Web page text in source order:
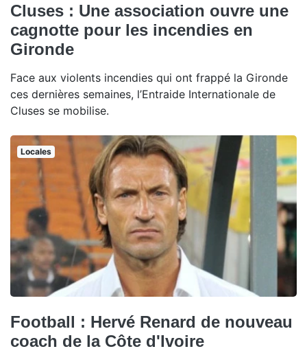
Cluses : Une association ouvre une
cagnotte pour les incendies en
Gironde
Face aux violents incendies qui ont frappé la Gironde
ces dernières semaines, l’Entraide Internationale de
Cluses se mobilise.
Locales
Football : Hervé Renard de nouveau
coach de la Côte d'Ivoire